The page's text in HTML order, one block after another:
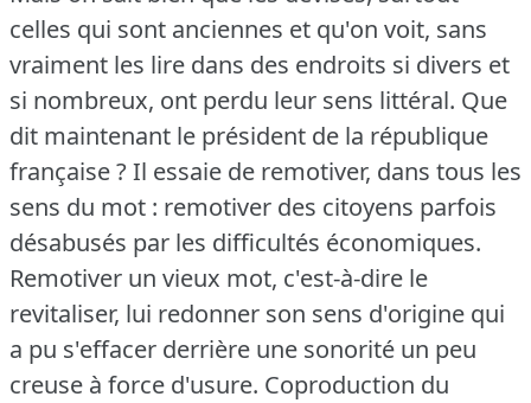
celles qui sont anciennes et qu'on voit, sans
vraiment les lire dans des endroits si divers et
si nombreux, ont perdu leur sens littéral. Que
dit maintenant le président de la république
française ?Il essaie de remotiver, dans tous les
sens du mot : remotiver des citoyens parfois
désabusés par les difficultés économiques.
Remotiver un vieux mot, c'est-à-dire le
revitaliser, lui redonner son sens d'origine qui
a pu s'effacer derrière une sonorité un peu
creuse à force d'usure. Coproduction du